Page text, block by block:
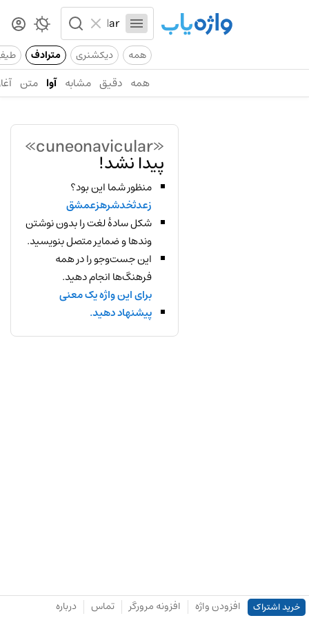
همه دیکشنری مترادف
همه دقیق مشابه آوا متن
«cuneonavicular»
پیدا نشد!
منظور شما این بود؟
زعدثخدشرهزعمشق
شکل سادهٔ لغت را بدون نوشتن
وندها و ضمایر متصل بنویسید.
این جست‌وجو را در همه
فرهنگ‌ها انجام دهید.
برای این واژه یک معنی
پیشنهاد دهید.
خرید اشتراک افزودن واژه افزونه مرورگر تماس درباره